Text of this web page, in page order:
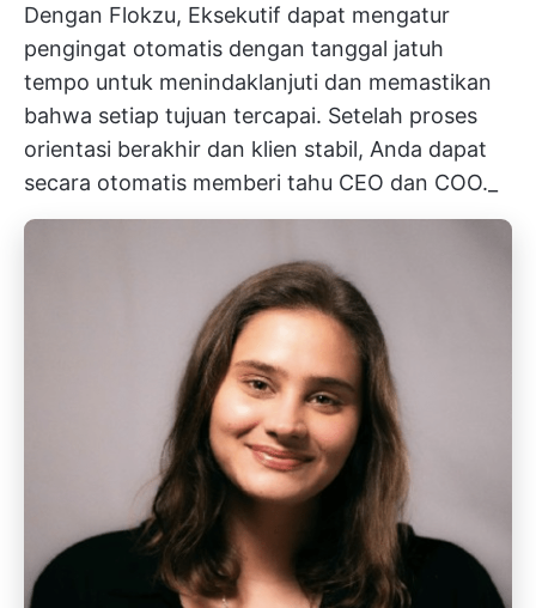
Dengan Flokzu, Eksekutif dapat mengatur
pengingat otomatis dengan tanggal jatuh
tempo untuk menindaklanjuti dan memastikan
bahwa setiap tujuan tercapai. Setelah proses
orientasi berakhir dan klien stabil, Anda dapat
secara otomatis memberi tahu CEO dan COO._